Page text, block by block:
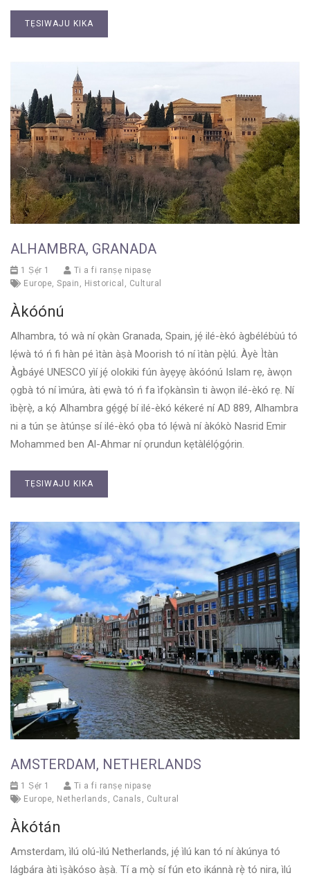
TẸSIWAJU KIKA
ALHAMBRA, GRANADA
1 Ṣẹ́r 1
Ti a fi ranṣẹ nipasẹ
Europe, Spain , Historical , Cultural
Àkóónú
Alhambra, tó wà ní ọkàn Granada, Spain, jẹ́ ilé-èkó àgbélébùú tó
lẹ́wà tó ń fi hàn pé ìtàn àṣà Moorish tó ní ìtàn pẹ̀lú. Àyè Ìtàn
Àgbáyé UNESCO yìí jẹ́ olokiki fún àyẹyẹ àkóónú Islam rẹ, àwọn
ọgbà tó ní ìmúra, àti ẹwà tó ń fa ìfọkànsìn ti àwọn ilé-èkó rẹ. Ní
ìbẹ̀rẹ̀, a kọ́ Alhambra gẹ́gẹ́ bí ilé-èkó kékeré ní AD 889, Alhambra
ni a tún ṣe àtúnṣe sí ilé-èkó ọba tó lẹ́wà ní àkókò Nasrid Emir
Mohammed ben Al-Ahmar ní ọrundun kẹtàlélọ́gọ́rin.
TẸSIWAJU KIKA
AMSTERDAM, NETHERLANDS
1 Ṣẹ́r 1
Ti a fi ranṣẹ nipasẹ
Europe, Netherlands , Canals , Cultural
Àkótán
Amsterdam, ìlú olú-ìlú Netherlands, jẹ́ ìlú kan tó ní àkúnya tó
lágbára àti ìṣàkóso àṣà. Tí a mọ̀ sí fún eto ikánnà rẹ̀ tó nira, ìlú